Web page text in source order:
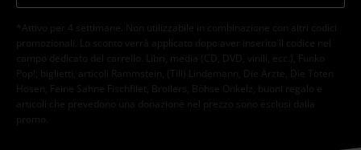
*Attivo per 4 settimane. Non utilizzabile in combinazione con altri codici
promozionali. Lo sconto verrà applicato dopo aver inserito il codice nel
campo dedicato del carrello. Libri, media (CD, DVD, vinili, ecc.), Funko
Pop!, biglietti, articoli Rammstein, (Till) Lindemann, Die Ärzte, Die Toten
Hosen, Feine Sahne Fischfilet, Broilers, Böhse Onkelz, buoni regalo e
articoli che prevedono una donazione nel prezzo sono esclusi dalla
promo.